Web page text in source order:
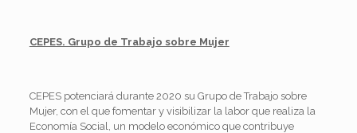
CEPES. Grupo de Trabajo sobre Mujer
CEPES potenciará durante 2020 su Grupo de Trabajo sobre
Mujer, con el que fomentar y visibilizar la labor que realiza la
Economía Social, un modelo económico que contribuye